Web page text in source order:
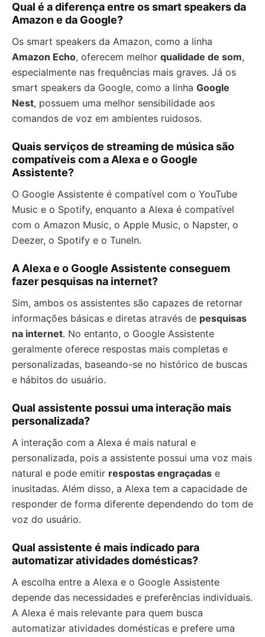
Qual é a diferença entre os smart speakers da
Amazon e da Google?
Os smart speakers da Amazon, como a linha
Amazon Echo, oferecem melhor qualidade de som,
especialmente nas frequências mais graves. Já os
smart speakers da Google, como a linha Google
Nest, possuem uma melhor sensibilidade aos
comandos de voz em ambientes ruidosos.
Quais serviços de streaming de música são
compatíveis com a Alexa e o Google
Assistente?
O Google Assistente é compatível com o YouTube
Music e o Spotify, enquanto a Alexa é compatível
com o Amazon Music, o Apple Music, o Napster, o
Deezer, o Spotify e o TuneIn.
A Alexa e o Google Assistente conseguem
fazer pesquisas na internet?
Sim, ambos os assistentes são capazes de retornar
informações básicas e diretas através de pesquisas
na internet. No entanto, o Google Assistente
geralmente oferece respostas mais completas e
personalizadas, baseando-se no histórico de buscas
e hábitos do usuário.
Qual assistente possui uma interação mais
personalizada?
A interação com a Alexa é mais natural e
personalizada, pois a assistente possui uma voz mais
natural e pode emitir respostas engraçadas e
inusitadas. Além disso, a Alexa tem a capacidade de
responder de forma diferente dependendo do tom de
voz do usuário.
Qual assistente é mais indicado para
automatizar atividades domésticas?
A escolha entre a Alexa e o Google Assistente
depende das necessidades e preferências individuais.
A Alexa é mais relevante para quem busca
automatizar atividades domésticas e prefere uma